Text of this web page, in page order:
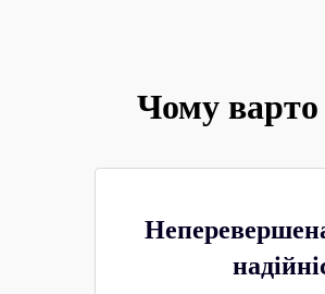
Чому варто